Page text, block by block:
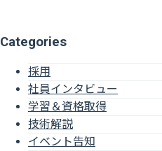
Categories
採用
社員インタビュー
学習＆資格取得
技術解説
イベント告知